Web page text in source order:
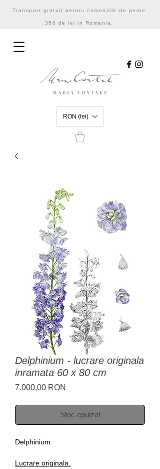
Transport gratuit pentru comenzile de peste
350 de lei in Romania.
RON (lei)
Delphinium - lucrare originala
inramata 60 x 80 cm
7.000,00 RON
Stoc epuizat
Delphinium
Lucrare originala.